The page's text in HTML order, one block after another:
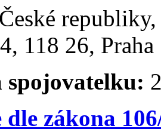
118 26,
spojovatelku:
zákona